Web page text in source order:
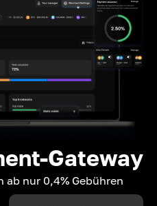
Gateway
ab nur 0,4% Gebühren